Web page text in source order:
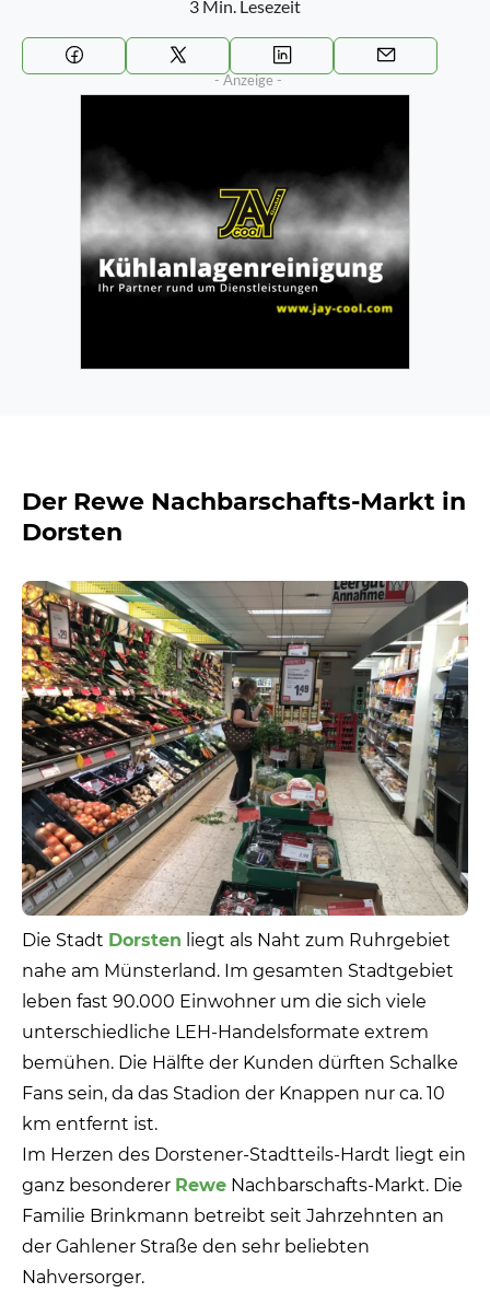
3 Min. Lesezeit
Der Rewe Nachbarschafts-Markt in
Dorsten
Die Stadt Dorsten liegt als Naht zum Ruhrgebiet
nahe am Münsterland. Im gesamten Stadtgebiet
leben fast 90.000 Einwohner um die sich viele
unterschiedliche LEH-Handelsformate extrem
bemühen. Die Hälfte der Kunden dürften Schalke
Fans sein, da das Stadion der Knappen nur ca. 10
km entfernt ist.
Im Herzen des Dorstener-Stadtteils-Hardt liegt ein
ganz besonderer Rewe Nachbarschafts-Markt. Die
Familie Brinkmann betreibt seit Jahrzehnten an
der Gahlener Straße den sehr beliebten
Nahversorger.